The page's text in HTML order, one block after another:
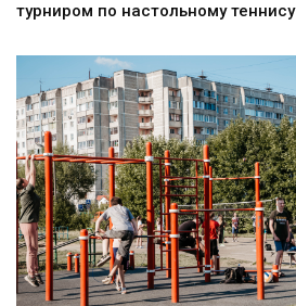
турниром по настольному теннису